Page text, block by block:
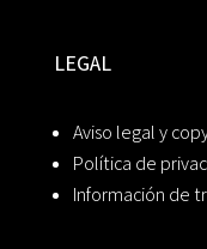
LEGAL
Aviso legal y
Política de
Información de